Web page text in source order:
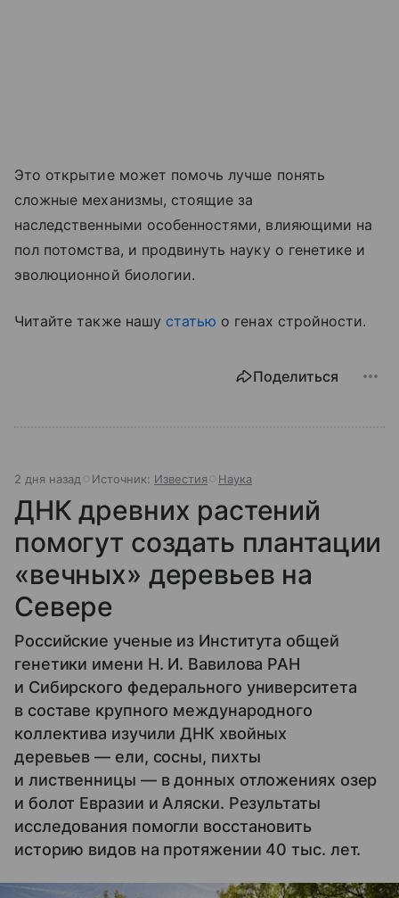
Это открытие может помочь лучше понять
сложные механизмы, стоящие за
наследственными особенностями, влияющими на
пол потомства, и продвинуть науку о генетике и
эволюционной биологии.
Читайте также нашу статью о генах стройности.
Поделиться
2 дня назад Источник: Известия Наука
ДНК древних растений
помогут создать плантации
«вечных» деревьев на
Севере
Российские ученые из Института общей
генетики имени Н. И. Вавилова РАН
и Сибирского федерального университета
в составе крупного международного
коллектива изучили ДНК хвойных
деревьев — ели, сосны, пихты
и лиственницы — в донных отложениях озер
и болот Евразии и Аляски. Результаты
исследования помогли восстановить
историю видов на протяжении 40 тыс. лет.